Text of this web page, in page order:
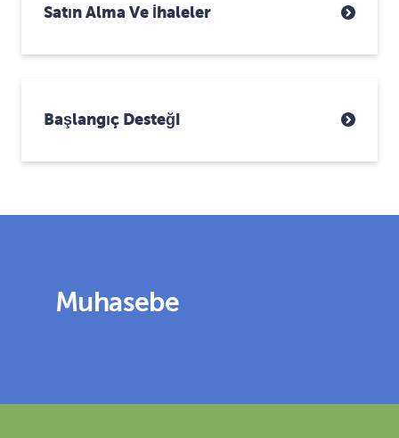
Satın Alma Ve İhaleler
Başlangıç Desteği
Muhasebe